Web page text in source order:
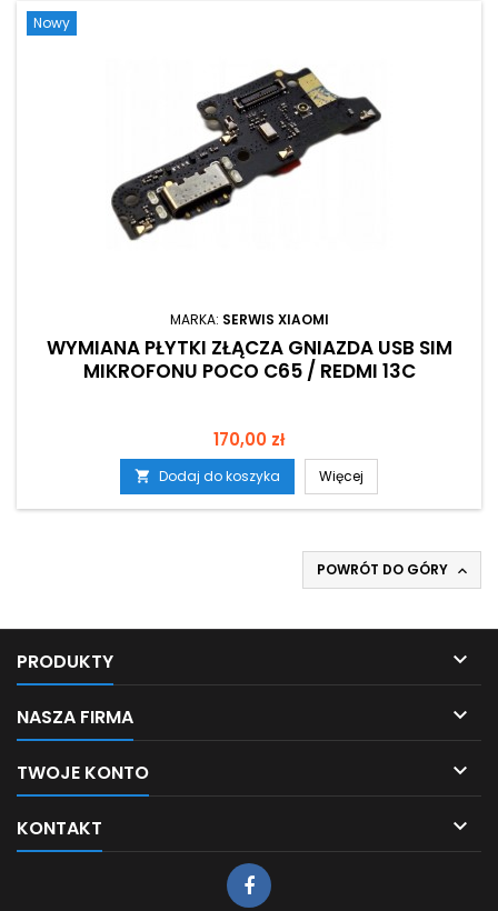
Nowy
MARKA: SERWIS XIAOMI
WYMIANA PŁYTKI ZŁĄCZA GNIAZDA USB SIM
MIKROFONU POCO C65 / REDMI 13C
Cena
170,00 zł
 Dodaj do koszyka Więcej
POWRÓT DO GÓRY 
PRODUKTY 
NASZA FIRMA 
TWOJE KONTO 
KONTAKT 